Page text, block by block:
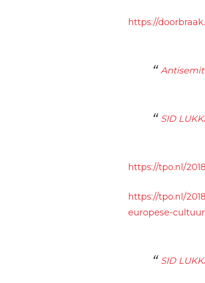
https://
SID
https://tpo.nl/
https://tpo.nl/
europese-
SID